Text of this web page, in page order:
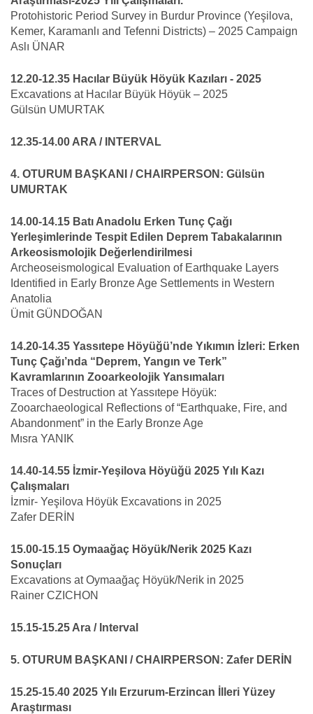
Protohistoric Period Survey in Burdur Province (Yeşilova,
Kemer, Karamanlı and Tefenni Districts) – 2025 Campaign
Aslı ÜNAR
12.20-12.35 Hacılar Büyük Höyük Kazıları - 2025
Excavations at Hacılar Büyük Höyük – 2025
Gülsün UMURTAK
12.35-14.00 ARA / INTERVAL
4. OTURUM BAŞKANI / CHAIRPERSON: Gülsün
UMURTAK
14.00-14.15 Batı Anadolu Erken Tunç Çağı
Yerleşimlerinde Tespit Edilen Deprem Tabakalarının
Arkeosismolojik Değerlendirilmesi
Archeoseismological Evaluation of Earthquake Layers
Identified in Early Bronze Age Settlements in Western
Anatolia
Ümit GÜNDOĞAN
14.20-14.35 Yassıtepe Höyüğü’nde Yıkımın İzleri: Erken
Tunç Çağı’nda “Deprem, Yangın ve Terk”
Kavramlarının Zooarkeolojik Yansımaları
Traces of Destruction at Yassıtepe Höyük:
Zooarchaeological Reflections of “Earthquake, Fire, and
Abandonment” in the Early Bronze Age
Mısra YANIK
14.40-14.55 İzmir-Yeşilova Höyüğü 2025 Yılı Kazı
Çalışmaları
İzmir- Yeşilova Höyük Excavations in 2025
Zafer DERİN
15.00-15.15 Oymaağaç Höyük/Nerik 2025 Kazı
Sonuçları
Excavations at Oymaağaç Höyük/Nerik in 2025
Rainer CZICHON
15.15-15.25 Ara / Interval
5. OTURUM BAŞKANI / CHAIRPERSON: Zafer DERİN
15.25-15.40 2025 Yılı Erzurum-Erzincan İlleri Yüzey
Araştırması